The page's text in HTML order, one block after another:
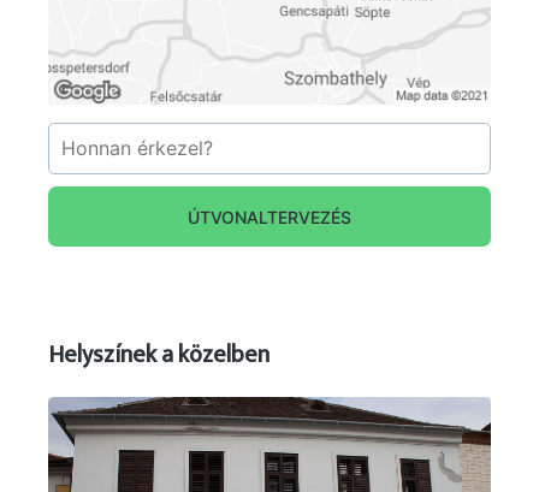
ÚTVONALTERVEZÉS
Helyszínek a közelben